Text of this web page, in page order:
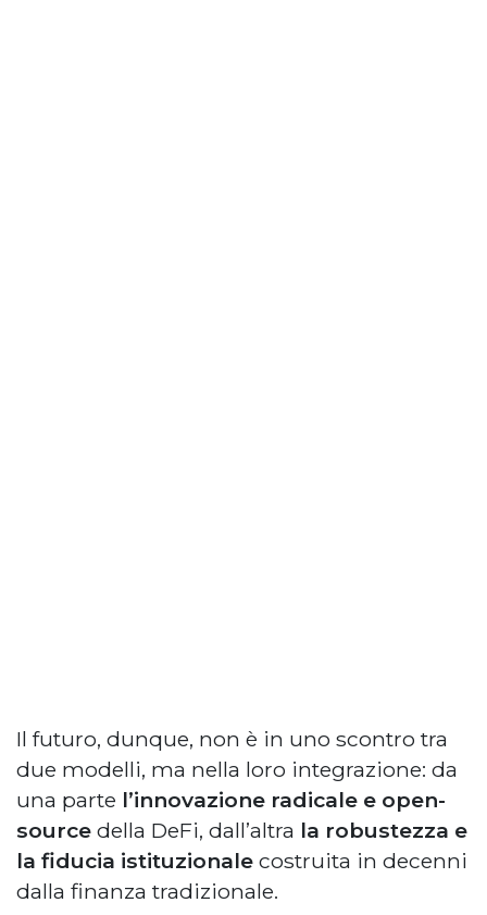
Il futuro, dunque, non è in uno scontro tra
due modelli, ma nella loro integrazione: da
una parte l’innovazione radicale e open-
source della DeFi, dall’altra la robustezza e
la fiducia istituzionale costruita in decenni
dalla finanza tradizionale.